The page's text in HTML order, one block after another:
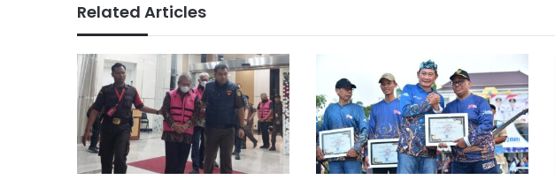
Related Articles